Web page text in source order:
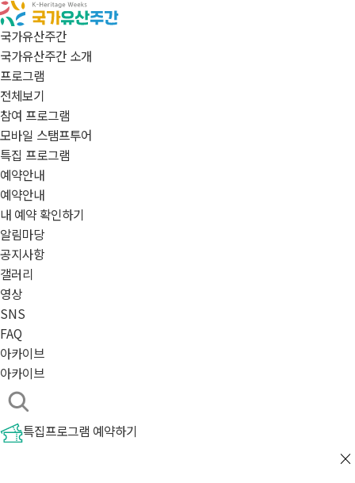
국가유산주간
국가유산주간 소개
프로그램
전체보기
참여 프로그램
모바일 스탬프투어
특집 프로그램
예약안내
예약안내
내 예약 확인하기
알림마당
공지사항
갤러리
영상
SNS
FAQ
아카이브
아카이브
특집프로그램 예약하기
close